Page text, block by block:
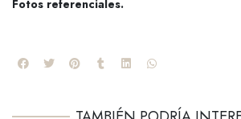
Fotos referenciales.